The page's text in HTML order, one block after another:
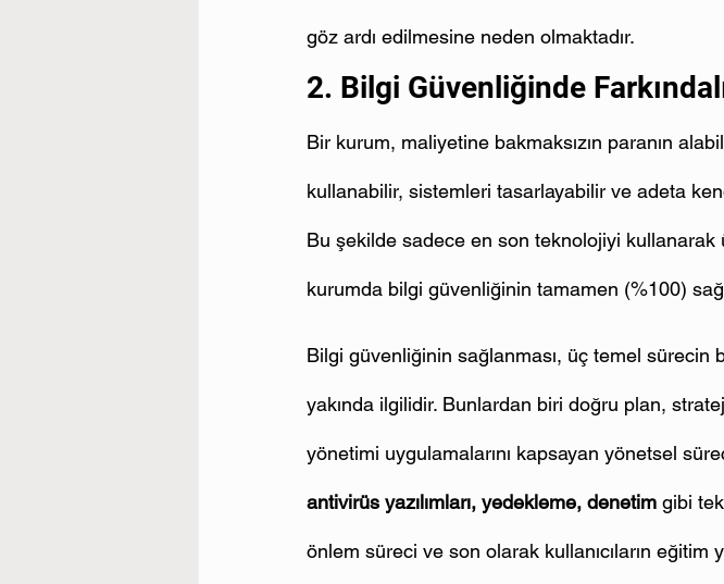
göz ardı edilmesine neden olmaktadır.
2. Bilgi Güvenliğinde
Bir kurum, maliyetine bakmaksızın paranın
kullanabilir, sistemleri tasarlayabilir ve adeta
Bu şekilde sadece en son teknolojiyi
kurumda bilgi güvenliğinin tamamen (%100)
Bilgi güvenliğinin sağlanması, üç temel
yakında ilgilidir. Bunlardan biri doğru plan,
yönetimi uygulamalarını kapsayan yönetsel
antivirüs yazılımları, yedekleme, denetim gibi
önlem süreci ve son olarak kullanıcıların eğitim